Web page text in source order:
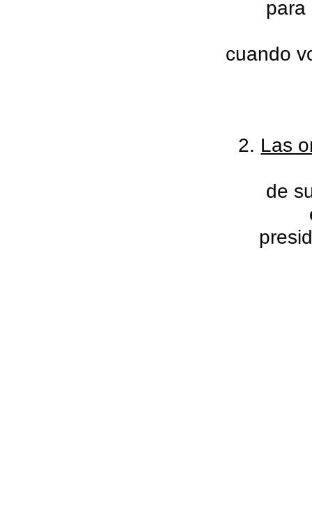
para
cuando
2. Las
de